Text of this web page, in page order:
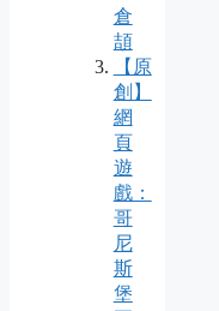
倉
頡
【原
創】
網
頁
遊
戲：
哥
尼
斯
堡